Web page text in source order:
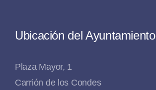
Ubicación del Ayuntamiento
Plaza Mayor, 1
Carrión de los Condes